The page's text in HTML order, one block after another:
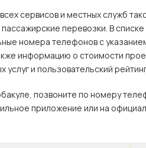
сервисов и местных служб
перевозки. В
номера телефонов с
информацию о стоимости
и пользовательский
позвоните по номеру
приложение или на